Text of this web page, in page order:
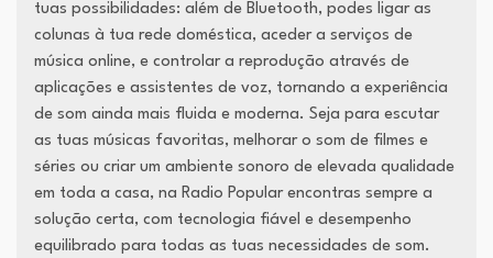
tuas possibilidades: além de Bluetooth, podes ligar as
colunas à tua rede doméstica, aceder a serviços de
música online, e controlar a reprodução através de
aplicações e assistentes de voz, tornando a experiência
de som ainda mais fluida e moderna. Seja para escutar
as tuas músicas favoritas, melhorar o som de filmes e
séries ou criar um ambiente sonoro de elevada qualidade
em toda a casa, na Radio Popular encontras sempre a
solução certa, com tecnologia fiável e desempenho
equilibrado para todas as tuas necessidades de som.